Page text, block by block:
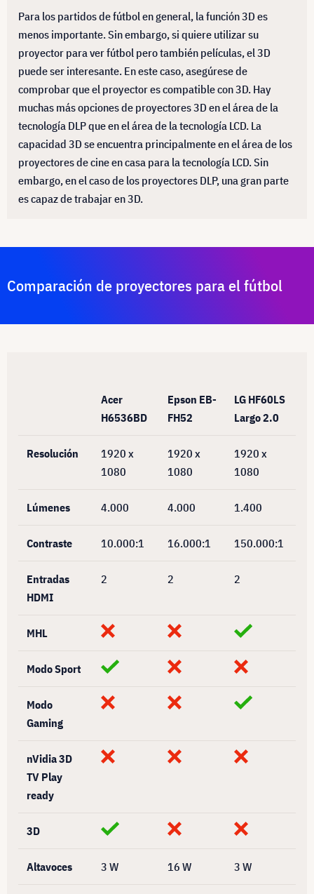
Para los partidos de fútbol en general, la función 3D es
menos importante. Sin embargo, si quiere utilizar su
proyector para ver fútbol pero también películas, el 3D
puede ser interesante. En este caso, asegúrese de
comprobar que el proyector es compatible con 3D. Hay
muchas más opciones de proyectores 3D en el área de la
tecnología DLP que en el área de la tecnología LCD. La
capacidad 3D se encuentra principalmente en el área de los
proyectores de cine en casa para la tecnología LCD. Sin
embargo, en el caso de los proyectores DLP, una gran parte
es capaz de trabajar en 3D.
Comparación de proyectores para el fútbol
Acer
H6536BD
Epson EB-
FH52
LG HF60LS
Largo 2.0
Resolución
1920 x
1080
1920 x
1080
1920 x
1080
Lúmenes 4.000 4.000 1.400
Contraste 10.000:1 16.000:1 150.000:1
Entradas
HDMI
2 2 2
MHL
Modo Sport
Modo
Gaming
nVidia 3D
TV Play
ready
3D
Altavoces 3 W 16 W 3 W